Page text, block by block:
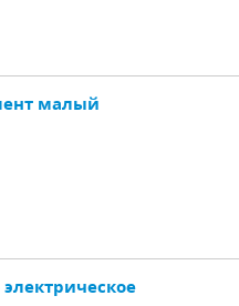
малый